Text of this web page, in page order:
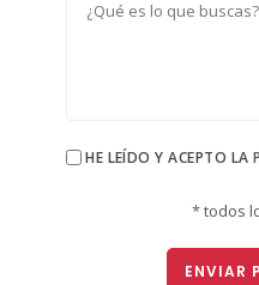
HE LEÍDO Y ACEPTO LA
* todos
ENVIAR